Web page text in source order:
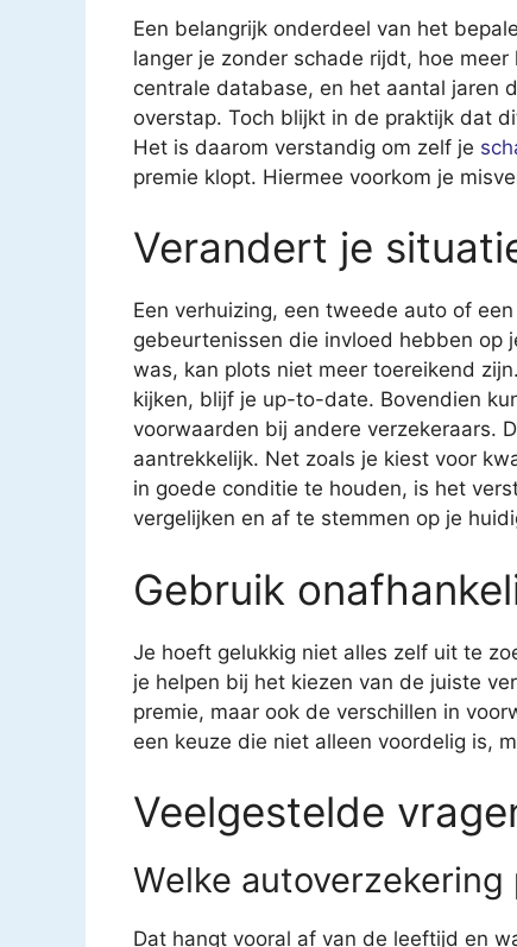
Een belangrijk onderdeel van het
langer je zonder schade rijdt, hoe
centrale database, en het aantal jaren
overstap. Toch blijkt in de praktijk dat
Het is daarom verstandig om zelf je
premie klopt. Hiermee voorkom je
Verandert je
Een verhuizing, een tweede auto of
gebeurtenissen die invloed hebben op
was, kan plots niet meer toereikend
kijken, blijf je up-to-date. Bovendien
voorwaarden bij andere verzekeraars.
aantrekkelijk. Net zoals je kiest voor
in goede conditie te houden, is het
vergelijken en af te stemmen op je
Gebruik
Je hoeft gelukkig niet alles zelf uit te
je helpen bij het kiezen van de juiste
premie, maar ook de verschillen in
een keuze die niet alleen voordelig is,
Veelgestelde
Welke
Dat hangt vooral af van de leeftijd en